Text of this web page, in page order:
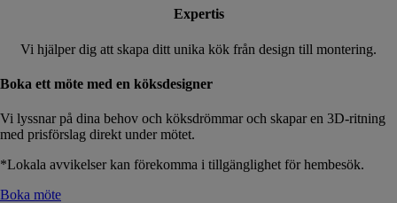
Expertis
Vi hjälper dig att skapa ditt unika kök från design till montering.
Boka ett möte med en köksdesigner
Vi lyssnar på dina behov och köksdrömmar och skapar en 3D-ritning
med prisförslag direkt under mötet.
*Lokala avvikelser kan förekomma i tillgänglighet för hembesök.
Boka möte